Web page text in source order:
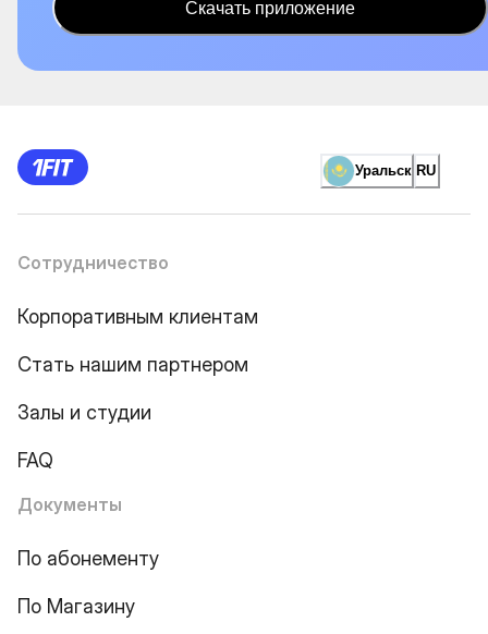
Скачать приложение
Уральск RU
Сотрудничество
Корпоративным клиентам
Стать нашим партнером
Залы и студии
FAQ
Документы
По абонементу
По Магазину